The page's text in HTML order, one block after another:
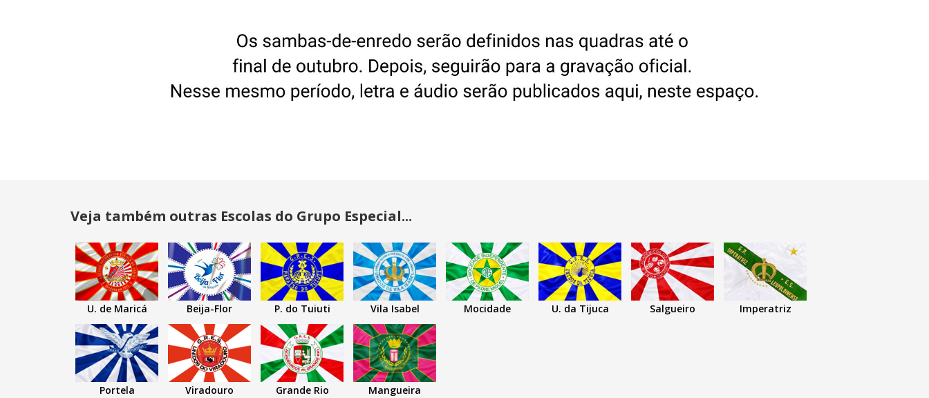
Veja também outras Escolas do Grupo Especial...
U. de Maricá Beija-Flor P. do Tuiuti Vila Isabel Mocidade U. da Tijuca Salgueiro Imperatriz
Portela Viradouro Grande Rio Mangueira